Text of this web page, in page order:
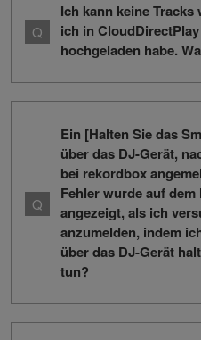
Ich kann keine Tracks
ich in
hochgeladen habe.
Ein [Halten Sie das
über das DJ-Gerät,
bei rekordbox
Fehler wurde auf
angezeigt, als ich
anzumelden, indem
über das DJ-Gerät
tun?